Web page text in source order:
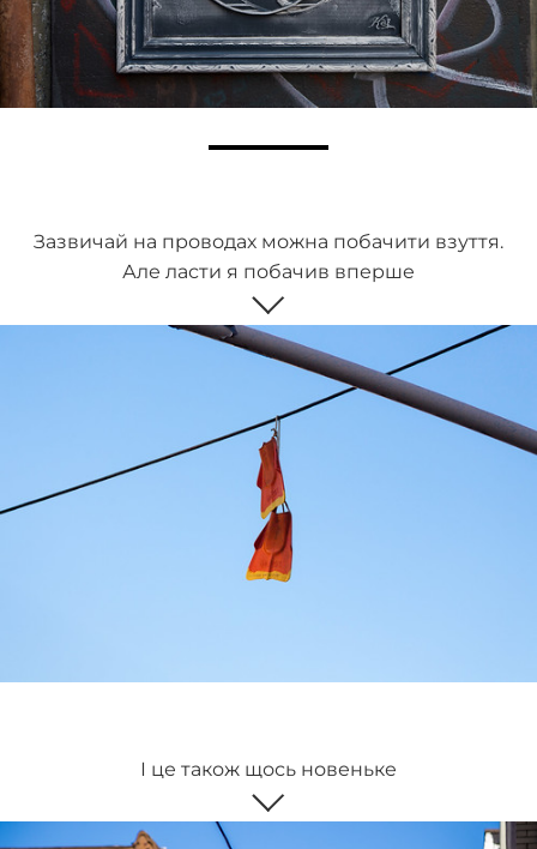
Зазвичай на проводах можна побачити взуття.
Але ласти я побачив вперше
І це також щось новеньке